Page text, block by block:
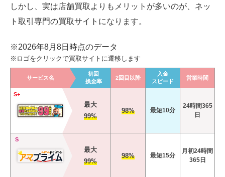
しかし、実は店舗買取よりもメリットが多いのが、ネッ
ト取引専門の買取サイトになります。
※2026年8月8日時点のデータ
※ロゴをクリックで買取サイトに遷移します
サービス名
初回
換金率
2回目以降
入金
スピード
営業時間
S+
最大
99%
98% 最短10分
24時間365
日
S
最大
99%
98% 最短15分
月初24時間
365日